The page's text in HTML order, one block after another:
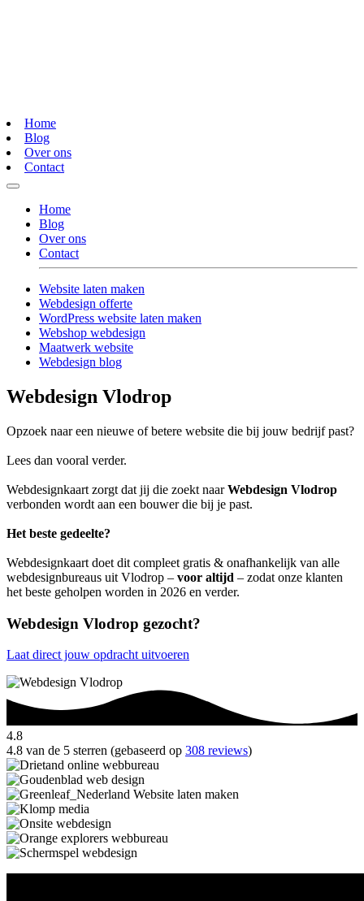
Home
Blog
Over ons
Contact
Home
Blog
Over ons
Contact
Website laten maken
Webdesign offerte
WordPress website laten maken
Webshop webdesign
Maatwerk website
Webdesign blog
Webdesign Vlodrop
Opzoek naar een nieuwe of betere website die bij jouw bedrijf past?
Lees dan vooral verder.
Webdesignkaart zorgt dat jij die zoekt naarWebdesign Vlodrop
verbonden wordt aan een bouwer die bij je past.
Het beste gedeelte?
Webdesignkaart doet dit compleet gratis & onafhankelijk van alle
webdesignbureaus uit Vlodrop – voor altijd – zodat onze klanten
het beste geholpen worden in 2026 en verder.
Webdesign Vlodrop gezocht?
Laat direct jouw opdracht uitvoeren
4.8
4.8 van de 5 sterren (gebaseerd op 308 reviews)